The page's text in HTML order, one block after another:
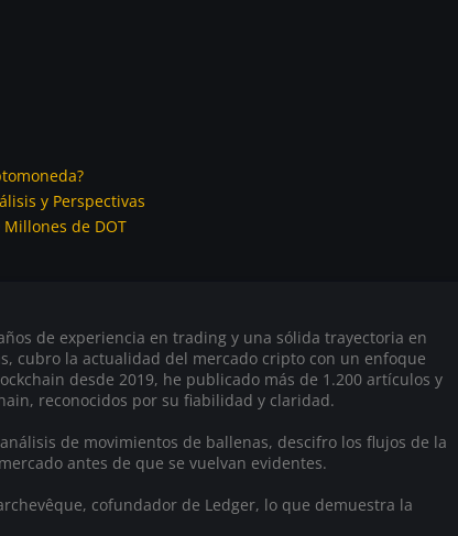
y Perspectivas
de DOT
de experiencia en trading y una sólida trayectoria en
cubro la actualidad del mercado cripto con un enfoque
desde 2019, he publicado más de 1.200 artículos y
reconocidos por su fiabilidad y claridad.
de movimientos de ballenas, descifro los flujos de la
antes de que se vuelvan evidentes.
cofundador de Ledger, lo que demuestra la